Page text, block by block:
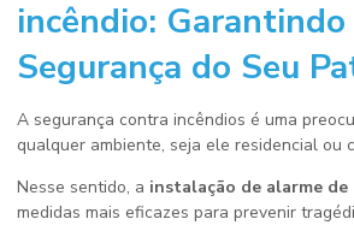
incêndio: Garantindo
Segurança do Seu
A segurança contra incêndios é uma
qualquer ambiente, seja ele residencial ou
Nesse sentido, a instalação de alarme de
medidas mais eficazes para prevenir